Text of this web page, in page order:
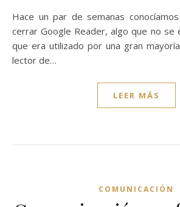
Hace un par de semanas conocíamos que Google iba a
cerrar Google Reader, algo que no se
que era utilizado por una gran
lector de…
LEER MÁS
COMUNICACIÓN